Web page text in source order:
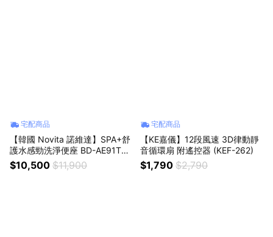
宅配商品
【韓國 Novita 諾維達】SPA+舒
護水感勁洗淨便座 BD-AE91T
(長版) 韓國製造
$10,500 $11,900
宅配商品
【KE嘉儀】12段風速 3D律動靜
音循環扇 附遙控器 (KEF-262)
$1,790 $2,790